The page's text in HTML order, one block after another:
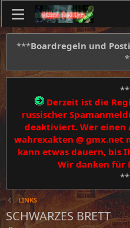
***Boardregeln und
Derzeit ist die
russischer
deaktiviert. Wer einen
wahrexakten @ gmx.net
kann etwas dauern, bis
Wir danken für
LINKS
SCHWARZES BRETT